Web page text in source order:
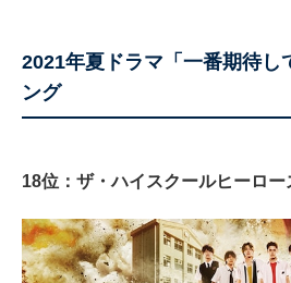
2021年夏ドラマ「一番期待し
ング
18位：ザ・ハイスクールヒーロー